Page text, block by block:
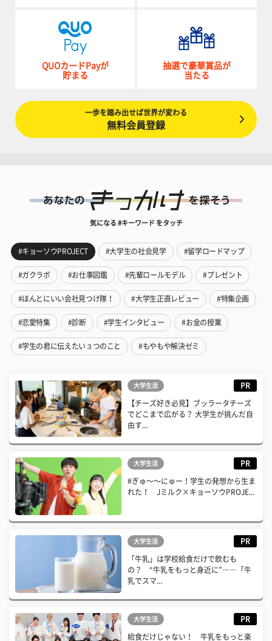
QUOカードPayが
貯まる
抽選で豪華賞品が
当たる
一歩を踏み出せば世界が変わる
無料会員登録
気になる #キーワード をタッチ
#キョーソウPROJECT #大学生の社会見学 #留学ロードマップ
#ガクラボ #お仕事図鑑 #先輩ロールモデル #プレゼント
#ほんとにいい会社見つけ隊！ #大学生正直レビュー #特集企画
#恋愛特集 #診断 #学生インタビュー #お金の授業
#学生の君に伝えたい３つのこと #もやもや解決ゼミ
大学生活 PR
【チーズ好き必見】ブッラータチーズ
でどこまで広がる？ 大学生が挑んだ自
由す...
大学生活 PR
#ぎゅ〜〜にゅー！学生の発想から生ま
れた！ Jミルク×キョーソウPROJE...
大学生活 PR
「牛乳」は学校給食だけで飲むも
の？ “牛乳をもっと身近に”――「牛
乳でスマ...
大学生活 PR
給食だけじゃない！ 牛乳をもっと楽